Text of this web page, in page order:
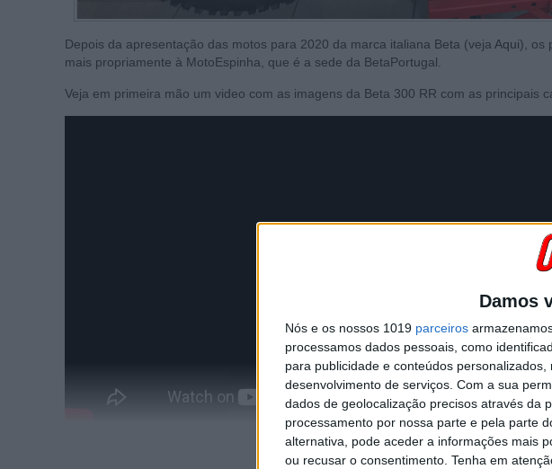
Damos
Nós e os nossos 1019 parceiros
processamos dados pessoais, como
para publicidade e conteúdos
desenvolvimento de serviços. Com a sua
dados de geolocalização precisos através da
processamento por nossa parte e pela parte
alternativa, pode aceder a informações mais
ou recusar o consentimento. Tenha em
Depois da apresentação das motos para 2020 da marca italiana Beta (veja Aqui), os
mais propriamente à MotoEspinha, que é a sede da BetaPortugal.
Veja em primeira mão um video com as imagens da Beta 300 RR com as principais
Continuar a ler